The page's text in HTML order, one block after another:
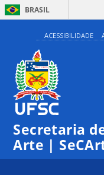
BRASIL
ACESSIBILIDADE
Secretaria
Arte |
0:00
1:00